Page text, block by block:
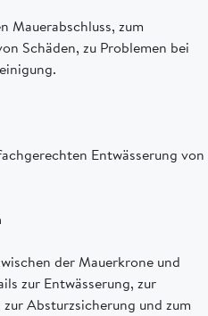
Mauerabschluss, zum
Schäden, zu Problemen bei
Entwässerung von
der Mauerkrone und
zur Entwässerung, zur
Absturzsicherung und zum